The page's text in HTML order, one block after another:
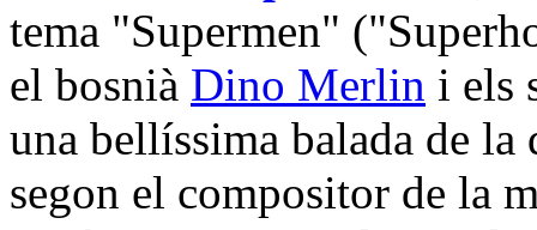
tema "Supermen"
el bosnià Dino Merlin i els
una bellíssima balada de
segon el compositor de la